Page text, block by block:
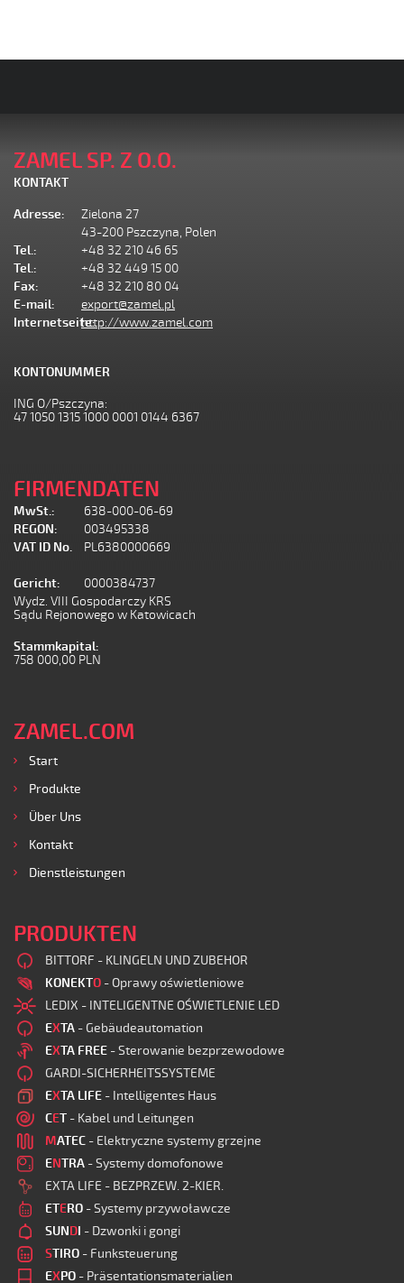
ZAMEL SP. Z O.O.
KONTAKT
Adresse:
Zielona 27
43-200 Pszczyna, Polen
Tel.:
+48 32 210 46 65
Tel.:
+48 32 449 15 00
Fax:
+48 32 210 80 04
E-mail:
export@zamel.pl
Internetseite:http://www.zamel.com
KONTONUMMER
ING O/Pszczyna:
47 1050 1315 1000 0001 0144 6367
FIRMENDATEN
MwSt.:
638-000-06-69
REGON:
003495338
VAT ID No.
PL6380000669
Gericht:
0000384737
Wydz. VIII Gospodarczy KRS
Sądu Rejonowego w Katowicach
Stammkapital:
758 000,00 PLN
ZAMEL.COM
Start
Produkte
Über Uns
Kontakt
Dienstleistungen
PRODUKTEN
BITTORF - KLINGELN UND ZUBEHOR
KONEKTO - Oprawy oświetleniowe
LEDIX - INTELIGENTNE OŚWIETLENIE LED
EXTA - Gebäudeautomation
EXTA FREE - Sterowanie bezprzewodowe
GARDI-SICHERHEITSSYSTEME
EXTA LIFE - Intelligentes Haus
CET - Kabel und Leitungen
MATEC - Elektryczne systemy grzejne
ENTRA - Systemy domofonowe
EXTA LIFE - BEZPRZEW. 2-KIER.
ETERO - Systemy przywoławcze
SUNDI - Dzwonki i gongi
STIRO - Funksteuerung
EXPO - Präsentationsmaterialien